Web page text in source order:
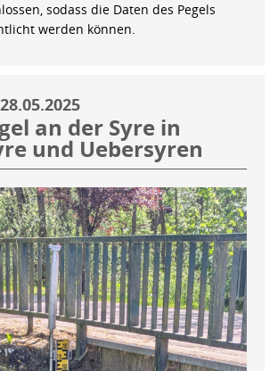
sodass die Daten des Pegels
werden können.
28.05.2025
an der Syre in
und Uebersyren